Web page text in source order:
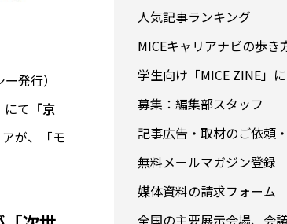
発行）
て 「京
が、「モ
人気記事ランキング
MICEキャリアナビの歩き
学生向け「MICE ZINE」
募集：編集部スタッフ
記事広告・取材のご依頼
無料メールマガジン登録
媒体資料の請求フォーム
全国の主要展示会場、会